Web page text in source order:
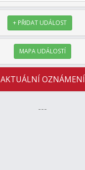
+ PŘIDAT UDÁLOST
MAPA UDÁLOSTÍ
AKTUÁLNÍ OZNÁMENÍ
---